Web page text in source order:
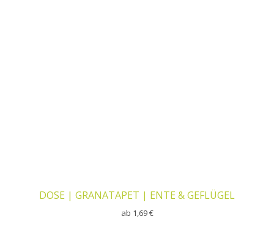
DOSE | GRANATAPET | ENTE & GEFLÜGEL
ab 1,69€